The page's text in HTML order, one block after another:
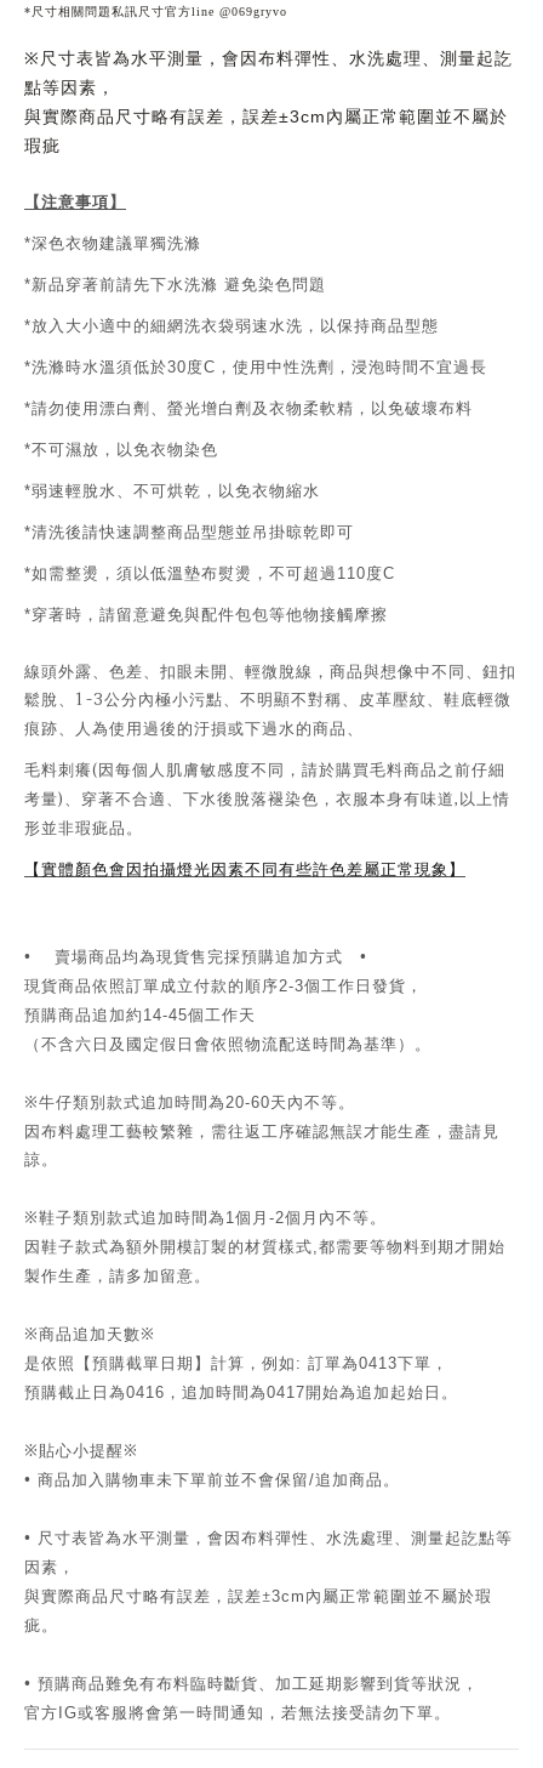
*尺寸相關問題私訊尺寸官方line @069gryvo
※ 尺寸表皆為水平測量，會因布料彈性、水洗處理、測量起訖
點等因素，
與實際商品尺寸略有誤差，誤差±3cm內屬正常範圍並不屬於
瑕疵
【注意事項】
*深色衣物建議單獨洗滌
*新品穿著前請先下水洗滌 避免染色問題
*放入大小適中的細網洗衣袋弱速水洗，以保持商品型態
*洗滌時水溫須低於30度C ，使用中性洗劑，浸泡時間不宜過長
*請勿使用漂白劑、螢光增白劑及衣物柔軟精，以免破壞布料
*不可濕放，以免衣物染色
*弱速輕脫水、不可烘乾，以免衣物縮水
*清洗後請快速調整商品型態並吊掛晾乾即可
*如需整燙，須以低溫墊布熨燙，不可超過 110度C
*穿著時，請留意避免與配件包包等他物接觸摩擦
線頭外露、色差、扣眼未開、輕微脫線，商品與想像中不同、鈕扣
鬆脫、 1-3公分內極小污點、不明顯不對稱、皮革壓紋、鞋底輕微
痕跡、人為使用過後的汙損或下過水的商品、
毛料刺癢(因每個人肌膚敏感度不同，請於購買毛料商品之前仔細
考量)、穿著不合適、下水後脫落褪染色，衣服本身有味道,以上情
形並非瑕疵品。
【實體顏色會因拍攝燈光因素不同有些許色差屬正常現象】
•
賣場商品均為現貨售完採預購追加方式 •
現貨商品依照訂單成立付款的順序2-3個工作日發貨，
預購商品追加約 14-45個工作天
（不含六日及國定假日會依照物流配送時間為基準）。
※牛仔類別款式追加時間為20-60天內不等。
因布料處理工藝較繁雜，需往返工序確認無誤才能生產，盡請見
諒。
※鞋子類別款式追加時間為 1個月 -2個月內不等。
因鞋子款式為額外開模訂製的材質樣式,都需要等物料到期才開始
製作生產，請多加留意。
※商品追加天數※
是依照【預購截單日期】計算，例如 : 訂單為0413下單，
預購截止日為0416 ，追加時間為0417開始為追加起始日。
※貼心小提醒※
• 商品加入購物車未下單前並不會保留/追加商品。
• 尺寸表皆為水平測量，會因布料彈性、水洗處理、測量起訖點等
因素，
與實際商品尺寸略有誤差，誤差±3cm 內屬正常範圍並不屬於瑕
疵。
• 預購商品難免有布料臨時斷貨、加工延期影響到貨等狀況，
官方 IG或客服將會第一時間通知，若無法接受請勿下單。